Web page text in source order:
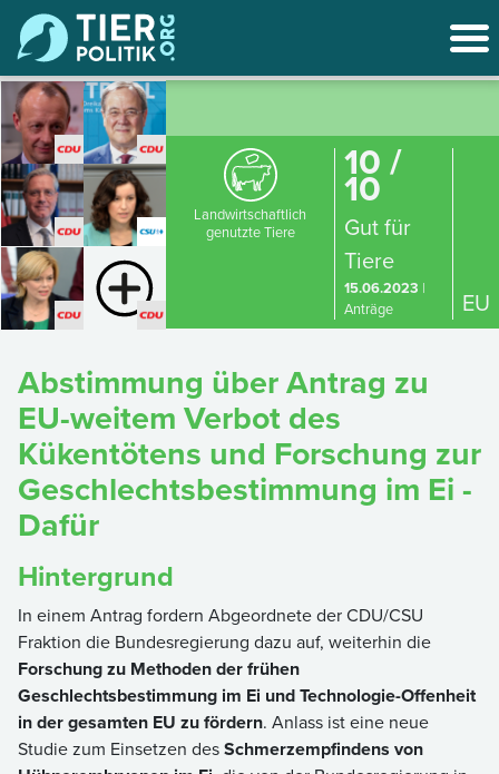
Landwirtschaftlich
genutzte Tiere
10 /
10
Gut für
Tiere
15.06.2023 |
Anträge
EU
Abstimmung über Antrag zu
EU-weitem Verbot des
Kükentötens und Forschung zur
Geschlechtsbestimmung im Ei -
Dafür
Hintergrund
In einem Antrag fordern Abgeordnete der CDU/CSU
Fraktion die Bundesregierung dazu auf, weiterhin die
Forschung zu Methoden der frühen
Geschlechtsbestimmung im Ei und Technologie-Offenheit
in der gesamten EU zu fördern. Anlass ist eine neue
Studie zum Einsetzen desSchmerzempfindens von